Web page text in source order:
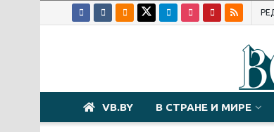
VB.BY В СТРАНЕ И МИРЕ